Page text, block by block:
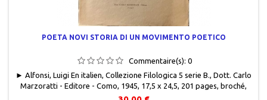
POETA NOVI STORIA DI UN MOVIMENTO POETICO
Commentaire(s): 0
► Alfonsi, Luigi En italien, Collezione Filologica 5 serie B., Dott. Carlo
Marzoratti - Editore - Como, 1945, 17,5 x 24,5, 201 pages, broché,
occasion. Bon état, annotations au début de l'ouvrage.